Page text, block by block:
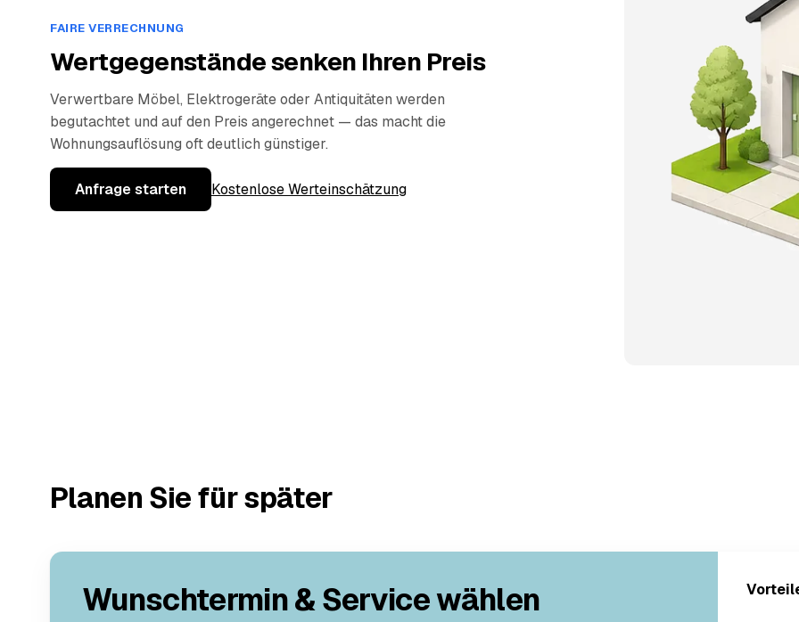
FAIRE VERRECHNUNG
Wertgegenstände senken Ihren Preis
Verwertbare Möbel, Elektrogeräte oder Antiquitäten werden
begutachtet und auf den Preis angerechnet — das macht die
Wohnungsauflösung oft deutlich günstiger.
Anfrage starten Kostenlose Werteinschätzung
Planen Sie für später
Wunschtermin & Service wählen